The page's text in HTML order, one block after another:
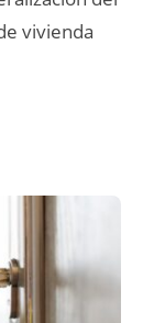
vivienda